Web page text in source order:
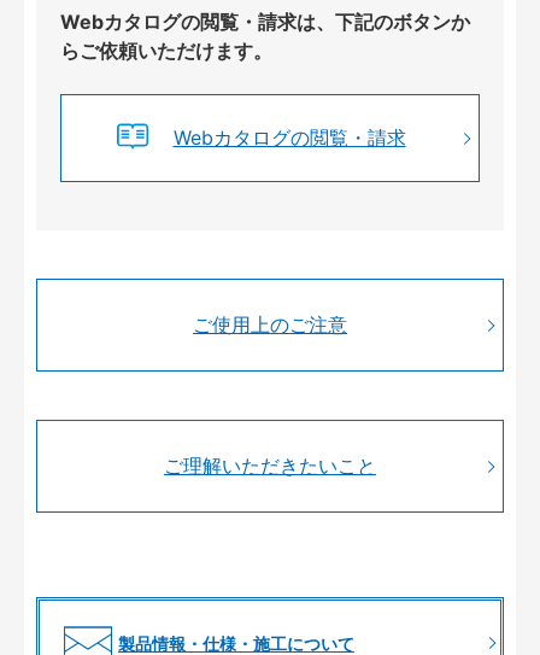
Webカタログの閲覧・請求は、下記のボタンか
らご依頼いただけます。
Webカタログの閲覧・請求
ご使用上のご注意
ご理解いただきたいこと
製品情報・仕様・施工について